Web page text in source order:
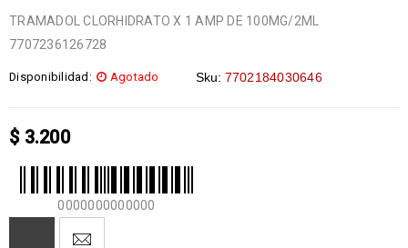
TRAMADOL CLORHIDRATO X 1 AMP DE 100MG/2ML
7707236126728
Disponibilidad: Agotado Sku: 7702184030646
$3.200
0000000000000